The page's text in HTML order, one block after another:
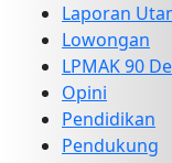
Laporan
Lowongan
LPMAK 90
Opini
Pendidikan
Pendukung